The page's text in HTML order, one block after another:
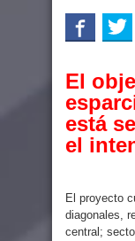
El
está
el
El proyecto
diagonales,
central;